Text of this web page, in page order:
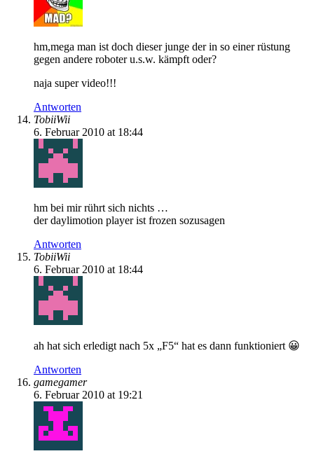
hm,mega man ist doch dieser junge der in so einer rüstung
gegen andere roboter u.s.w. kämpft oder?
naja super video!!!
Antworten
TobiiWii
6. Februar 2010 at 18:44
hm bei mir rührt sich nichts …
der daylimotion player ist frozen sozusagen
Antworten
TobiiWii
6. Februar 2010 at 18:44
ah hat sich erledigt nach 5x „F5“ hat es dann funktioniert 😀
Antworten
gamegamer
6. Februar 2010 at 19:21